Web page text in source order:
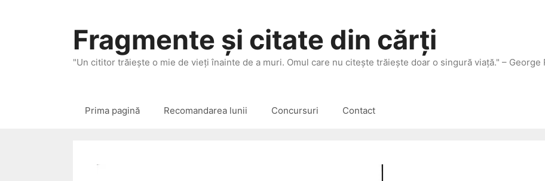
Fragmente și citate din cărți
"Un cititor trăieşte o mie de vieţi înainte de a muri. Omul care nu citeşte trăieşte doar o singură viaţă." – George
Prima pagină Recomandarea lunii Concursuri Contact